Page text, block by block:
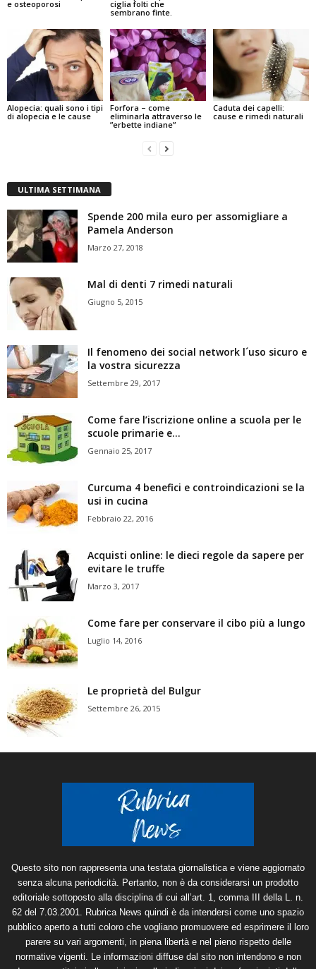
e osteoporosi
ciglia folti che
sembrano finte.
Alopecia: quali sono i tipi
di alopecia e le cause
Forfora – come
eliminarla attraverso le
”erbette indiane”
Caduta dei capelli:
cause e rimedi naturali
ULTIMA SETTIMANA
Spende 200 mila euro per assomigliare a
Pamela Anderson
Marzo 27, 2018
Mal di denti 7 rimedi naturali
Giugno 5, 2015
Il fenomeno dei social network l´uso sicuro e
la vostra sicurezza
Settembre 29, 2017
Come fare l’iscrizione online a scuola per le
scuole primarie e...
Gennaio 25, 2017
Curcuma 4 benefici e controindicazioni se la
usi in cucina
Febbraio 22, 2016
Acquisti online: le dieci regole da sapere per
evitare le truffe
Marzo 3, 2017
Come fare per conservare il cibo più a lungo
Luglio 14, 2016
Le proprietà del Bulgur
Settembre 26, 2015
Questo sito non rappresenta una testata giornalistica e viene aggiornato
senza alcuna periodicità. Pertanto, non è da considerarsi un prodotto
editoriale sottoposto alla disciplina di cui all’art. 1, comma III della L. n.
62 del 7.03.2001. Rubrica News quindi è da intendersi come uno spazio
pubblico aperto a tutti coloro che vogliano promuovere ed esprimere il loro
parere su vari argomenti, in piena libertà e nel pieno rispetto delle
normative vigenti. Le informazioni diffuse dal sito non intendono e non